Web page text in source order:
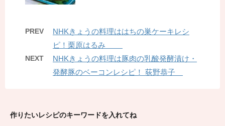
PREV
NHKきょうの料理ははちの巣ケーキレシ
ピ！栗原はるみ
NEXT
NHKきょうの料理は豚肉の乳酸発酵漬け・
発酵豚のベーコンレシピ！ 荻野恭子
作りたいレシピのキーワードを入れてね